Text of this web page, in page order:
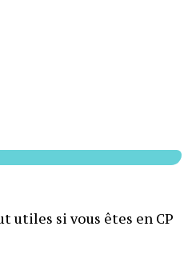
utiles si vous êtes en CP